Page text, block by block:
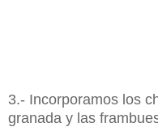
3.- Incorporamos los
granada y las